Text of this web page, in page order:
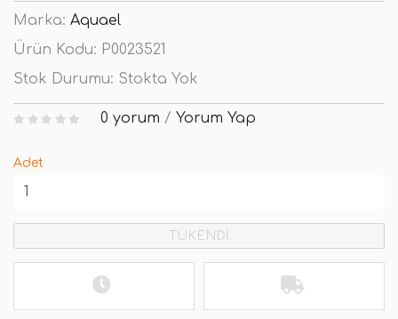
Marka: Aquael
Ürün Kodu: P0023521
Stok Durumu: Stokta Yok
0 yorum / Yorum Yap
Adet
TÜKENDİ